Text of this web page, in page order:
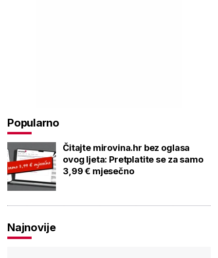
Popularno
Čitajte mirovina.hr bez oglasa
ovog ljeta: Pretplatite se za samo
3,99 € mjesečno
Najnovije